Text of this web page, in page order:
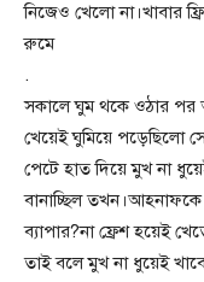
নিজেও খেলো না।খাবার
রুমে
.
সকালে ঘুম থকে ওঠার পর
খেয়েই ঘুমিয়ে পড়েছিলো
পেটে হাত দিয়ে মুখ না
বানাচ্ছিল
ব্যাপার?না ফ্রেশ হয়েই
তাই বলে মুখ না ধুয়েই